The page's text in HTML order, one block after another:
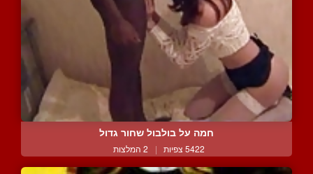
חמה על בולבול שחור גדול
5422 צפיות | 2 המלצות